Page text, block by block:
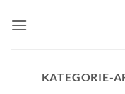
Inhalt
KATEGORIE-